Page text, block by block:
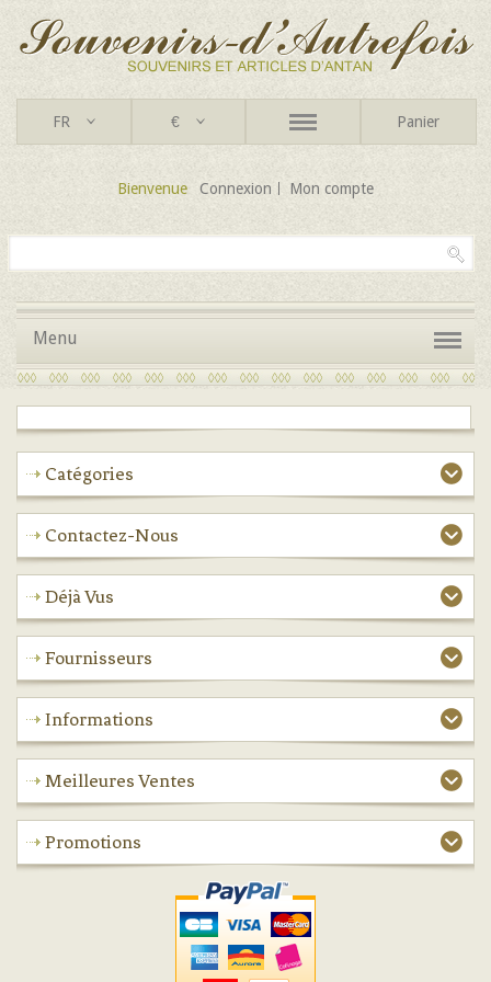
FR € Panier
Bienvenue Connexion Mon compte
Menu
Catégories
Contactez-Nous
Déjà Vus
Fournisseurs
Informations
Meilleures Ventes
Promotions